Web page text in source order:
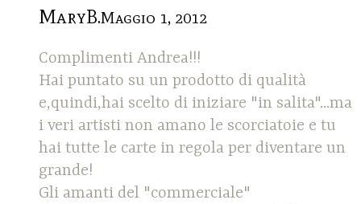
MaryB.Maggio 1, 2012
Complimenti Andrea!!!
Hai puntato su un prodotto di qualità
e,quindi,hai scelto di iniziare "in salita"...ma
i veri artisti non amano le scorciatoie e tu
hai tutte le carte in regola per diventare un
grande!
Gli amanti del "commerciale"